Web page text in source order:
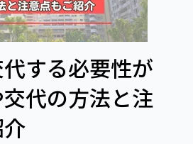
する必要性が
代の方法と注